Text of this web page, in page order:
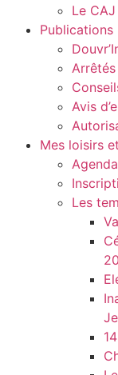
Le CAJ
Publications
Arrêtés
Avis
Mes loisirs
Agenda
Les